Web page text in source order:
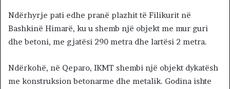
Ndërhyrje pati edhe pranë plazhit të Filikurit në
Bashkinë Himarë, ku u shemb një objekt me mur guri
dhe betoni, me gjatësi 290 metra dhe lartësi 2 metra.
Ndërkohë, në Qeparo, IKMT shembi një objekt dykatësh
me konstruksion betonarme dhe metalik. Godina ishte